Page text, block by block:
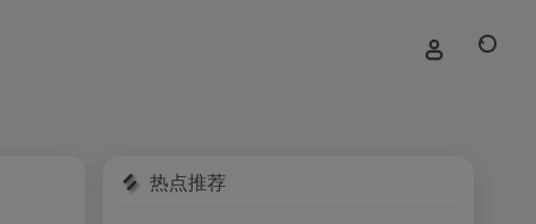
热点推荐